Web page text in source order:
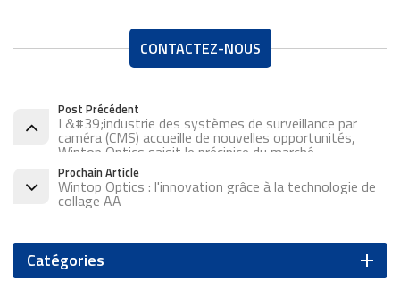
CONTACTEZ-NOUS
Post Précédent
L&#39;industrie des systèmes de surveillance par
caméra (CMS) accueille de nouvelles opportunités,
Wintop Optics saisit le précipice du marché
Prochain Article
Wintop Optics : l'innovation grâce à la technologie de
collage AA
Catégories